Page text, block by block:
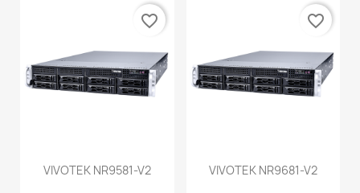
VIVOTEK NR9581-V2
favorite_border
VIVOTEK NR9681-V2
favorite_border